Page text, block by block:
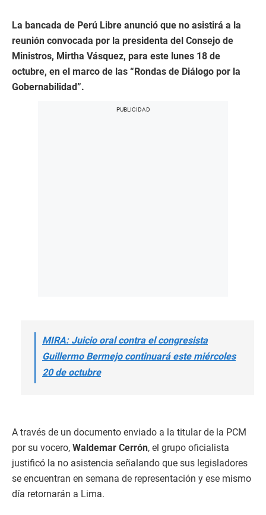
La bancada de Perú Libre anunció que no asistirá a la
reunión convocada por la presidenta del Consejo de
Ministros, Mirtha Vásquez, para este lunes 18 de
octubre, en el marco de las “Rondas de Diálogo por la
Gobernabilidad”.
MIRA: Juicio oral contra el congresista
Guillermo Bermejo continuará este miércoles
20 de octubre
A través de un documento enviado a la titular de la PCM
por su vocero, Waldemar Cerrón, el grupo oficialista
justificó la no asistencia señalando que sus legisladores
se encuentran en semana de representación y ese mismo
día retornarán a Lima.